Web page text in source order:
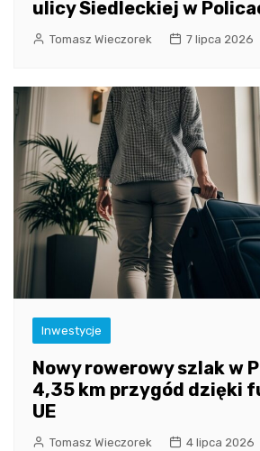
ulicy Siedleckiej w
Tomasz Wieczorek 7 lipca 2026
Inwestycje
Nowy rowerowy szlak w
4,35 km przygód dzięki
UE
Tomasz Wieczorek 4 lipca 2026